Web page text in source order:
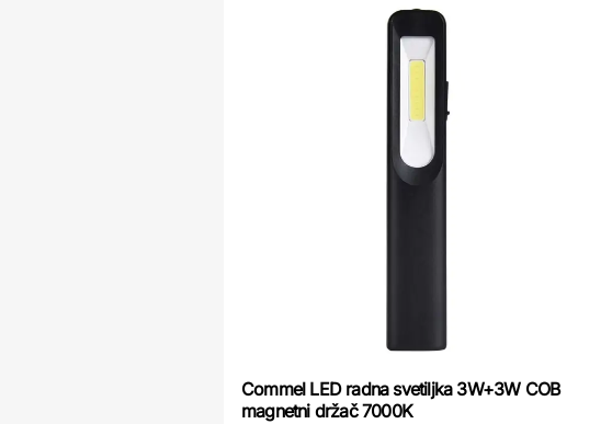
Commel LED radna svetiljka 3W+3W COB
magnetni držač 7000K